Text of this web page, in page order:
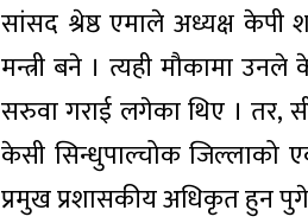
सांसद श्रेष्ठ एमाले अध्यक्ष केपी
मन्त्री बने । त्यही मौकामा
सरुवा गराई लगेका थिए । तर,
केसी सिन्धुपाल्चोक जिल्लाको
प्रमुख प्रशासकीय अधिकृत हुन